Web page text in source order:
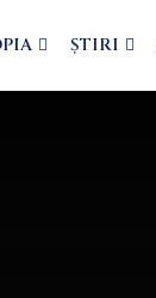
ȘTIRI